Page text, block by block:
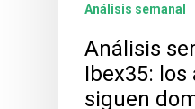
Análisis semanal
Análisis
Ibex35: los
siguen